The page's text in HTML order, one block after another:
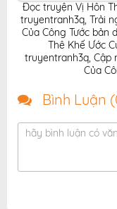
Đọc truyện Vị Hôn
truyentranh3q, Trải
Của Công Tước bản
Thê Khế Ước
truyentranh3q, Cập
Của
Bình Luận (
hãy bình luận có